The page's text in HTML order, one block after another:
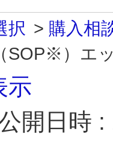
択 > 購入相
SOP※）エ
示
開日時